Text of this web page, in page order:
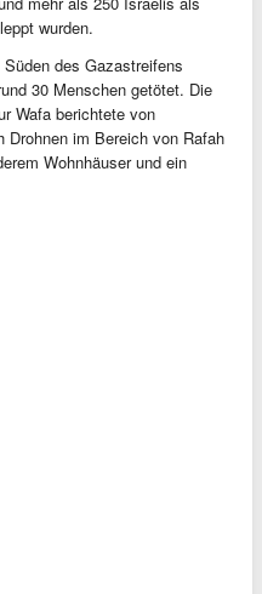
wurden.
des Gazastreifens
30 Menschen getötet. Die
Wafa berichtete von
im Bereich von Rafah
Wohnhäuser und ein